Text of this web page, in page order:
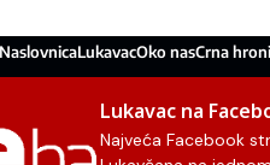
NaslovnicaLukavacOko nasCrna
Lukavac na
Najveća Facebook